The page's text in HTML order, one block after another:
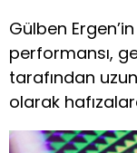
Gülben
performansı,
tarafından
olarak